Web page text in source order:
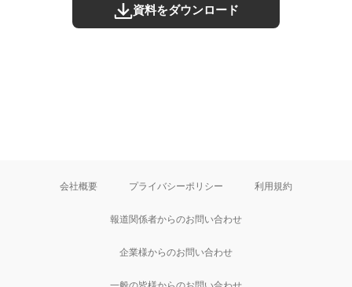
資料をダウンロード
会社概要 プライバシーポリシー 利用規約
報道関係者からのお問い合わせ
企業様からのお問い合わせ